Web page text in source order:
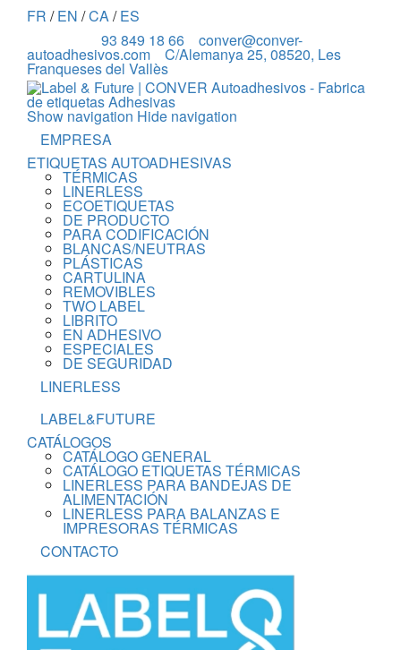
FR /EN /CA/ES
93 849 18 66
conver@conver-
autoadhesivos.com C/Alemanya 25, 08520, Les
Franqueses del Vallès
Show navigation Hide navigation
EMPRESA
ETIQUETAS AUTOADHESIVAS
TÉRMICAS
LINERLESS
ECOETIQUETAS
DE PRODUCTO
PARA CODIFICACIÓN
BLANCAS/NEUTRAS
PLÁSTICAS
CARTULINA
REMOVIBLES
TWO LABEL
LIBRITO
EN ADHESIVO
ESPECIALES
DE SEGURIDAD
LINERLESS
LABEL&FUTURE
CATÁLOGOS
CATÁLOGO GENERAL
CATÁLOGO ETIQUETAS TÉRMICAS
LINERLESS PARA BANDEJAS DE
ALIMENTACIÓN
LINERLESS PARA BALANZAS E
IMPRESORAS TÉRMICAS
CONTACTO